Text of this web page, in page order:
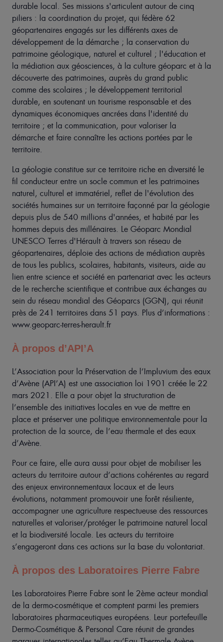
durable local. Ses missions s'articulent autour de cinq
piliers : la coordination du projet, qui fédère 62
géopartenaires engagés sur les différents axes de
développement de la démarche ; la conservation du
patrimoine géologique, naturel et culturel ; l'éducation et
la médiation aux géosciences, à la culture géoparc et à la
découverte des patrimoines, auprès du grand public
comme des scolaires ; le développement territorial
durable, en soutenant un tourisme responsable et des
dynamiques économiques ancrées dans l'identité du
territoire ; et la communication, pour valoriser la
démarche et faire connaître les actions portées par le
territoire.
La géologie constitue sur ce territoire riche en diversité le
fil conducteur entre un socle commun et les patrimoines
naturel, culturel et immatériel, reflet de l'évolution des
sociétés humaines sur un territoire façonné par la géologie
depuis plus de 540 millions d'années, et habité par les
hommes depuis des millénaires. Le Géoparc Mondial
UNESCO Terres d'Hérault à travers son réseau de
géopartenaires, déploie des actions de médiation auprès
de tous les publics, scolaires, habitants, visiteurs, aide au
lien entre science et société en partenariat avec les acteurs
de le recherche scientifique et contribue aux échanges au
sein du réseau mondial des Géoparcs (GGN), qui réunit
près de 241 territoires dans 51 pays. Plus d’informations :
www.geoparc-terres-herault.fr
À propos d’API’A
L’Association pour la Préservation de l’Impluvium des eaux
d’Avène (API’A) est une association loi 1901 créée le 22
mars 2021. Elle a pour objet la structuration de
l’ensemble des initiatives locales en vue de mettre en
place et préserver une politique environnementale pour la
protection de la source, de l’eau thermale et des eaux
d’Avène.
Pour ce faire, elle aura aussi pour objet de mobiliser les
acteurs du territoire autour d’actions cohérentes au regard
des enjeux environnementaux locaux et de leurs
évolutions, notamment promouvoir une forêt résiliente,
accompagner une agriculture respectueuse des ressources
naturelles et valoriser/protéger le patrimoine naturel local
et la biodiversité locale. Les acteurs du territoire
s’engageront dans ces actions sur la base du volontariat.
À propos des Laboratoires Pierre Fabre
Les Laboratoires Pierre Fabre sont le 2ème acteur mondial
de la dermo-cosmétique et comptent parmi les premiers
laboratoires pharmaceutiques européens. Leur portefeuille
Dermo-Cosmétique & Personal Care réunit de grandes